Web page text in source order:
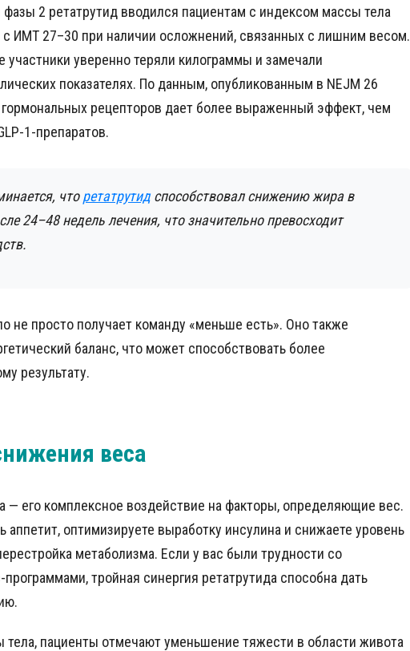
2 ретатрутид вводился пациентам с индексом массы тела
ИМТ 27–30 при наличии осложнений, связанных с лишним весом.
участники уверенно теряли килограммы и замечали
показателях. По данным, опубликованным в NEJM 26
гормональных рецепторов дает более выраженный эффект, чем
1-препаратов.
чторетатрутидспособствовал снижению жира в
24–48 недель лечения, что значительно превосходит
не просто получает команду «меньше есть». Оно также
баланс, что может способствовать более
результату.
веса
— его комплексное воздействие на факторы, определяющие вес.
аппетит, оптимизируете выработку инсулина и снижаете уровень
метаболизма. Если у вас были трудности со
тройная синергия ретатрутида способна дать
пациенты отмечают уменьшение тяжести в области живота